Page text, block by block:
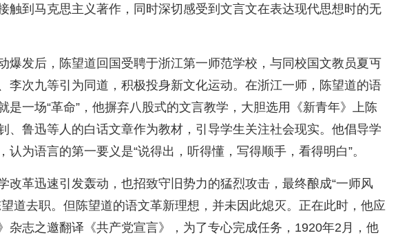
触到马克思主义著作，同时深切感受到文言文在表达现代思想时的无
爆发后，陈望道回国受聘于浙江第一师范学校，与同校国文教员夏丏
李次九等引为同道，积极投身新文化运动。在浙江一师，陈望道的语
是一场“革命”，他摒弃八股式的文言教学，大胆选用《新青年》上陈
、鲁迅等人的白话文章作为教材，引导学生关注社会现实。他倡导学
认为语言的第一要义是“说得出，听得懂，写得顺手，看得明白”。
改革迅速引发轰动，也招致守旧势力的猛烈攻击，最终酿成“一师风
道去职。但陈望道的语文革新理想，并未因此熄灭。正在此时，他应
杂志之邀翻译《共产党宣言》，为了专心完成任务，1920年2月，他